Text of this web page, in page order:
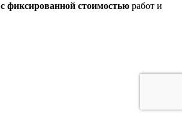
с фиксированной стоимостью работ и